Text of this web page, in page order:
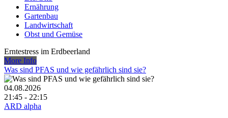
Ernährung
Gartenbau
Landwirtschaft
Obst und Gemüse
Erntestress im Erdbeerland
More Info
Was sind PFAS und wie gefährlich sind sie?
04.08.2026
21:45 - 22:15
ARD alpha